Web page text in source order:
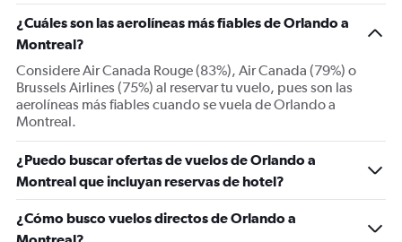
has
2
Y
displaying
Avg.
Price
and
Number
of
flights.
¿Cuáles son las aerolíneas más fiables de Orlando a
Montreal?
Considere Air Canada Rouge (83%), Air Canada (79%) o
Brussels Airlines (75%) al reservar tu vuelo, pues son las
aerolíneas más fiables cuando se vuela de Orlando a
Montreal.
¿Puedo buscar ofertas de vuelos de Orlando a
Montreal que incluyan reservas de hotel?
¿Cómo busco vuelos directos de Orlando a